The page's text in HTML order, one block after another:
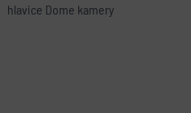
hlavice Dome kamery